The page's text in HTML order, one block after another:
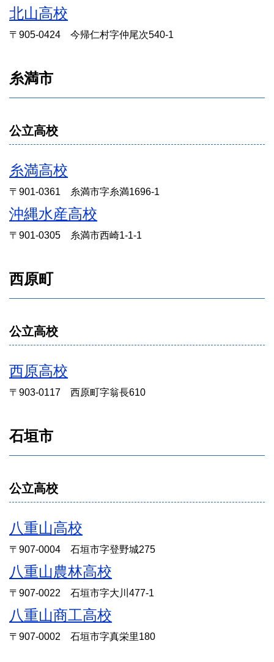
北山高校
〒905-0424 今帰仁村字仲尾次540-1
糸満市
公立高校
糸満高校
〒901-0361 糸満市字糸満1696-1
沖縄水産高校
〒901-0305 糸満市西崎1-1-1
西原町
公立高校
西原高校
〒903-0117 西原町字翁長610
石垣市
公立高校
八重山高校
〒907-0004 石垣市字登野城275
八重山農林高校
〒907-0022 石垣市字大川477-1
八重山商工高校
〒907-0002 石垣市字真栄里180